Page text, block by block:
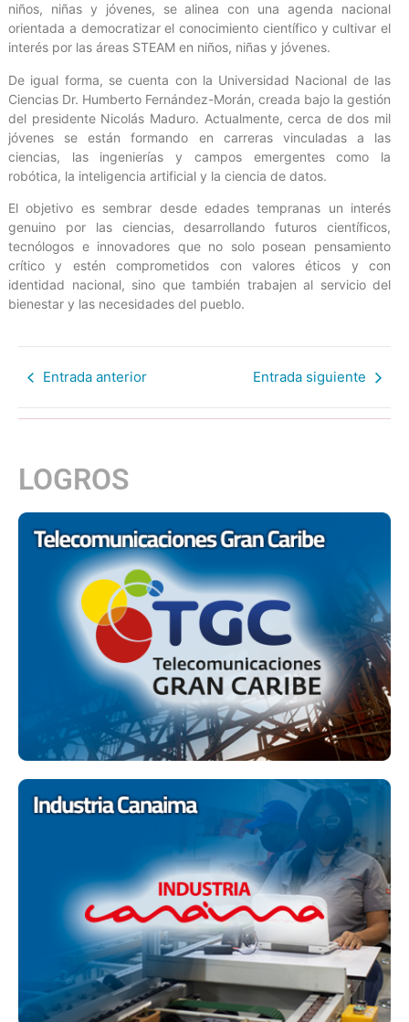
niños, niñas y jóvenes, se alinea con una agenda nacional
orientada a democratizar el conocimiento científico y cultivar el
interés por las áreas STEAM en niños, niñas y jóvenes.
De igual forma, se cuenta con la Universidad Nacional de las
Ciencias Dr. Humberto Fernández-Morán, creada bajo la gestión
del presidente Nicolás Maduro. Actualmente, cerca de dos mil
jóvenes se están formando en carreras vinculadas a las
ciencias, las ingenierías y campos emergentes como la
robótica, la inteligencia artificial y la ciencia de datos.
El objetivo es sembrar desde edades tempranas un interés
genuino por las ciencias, desarrollando futuros científicos,
tecnólogos e innovadores que no solo posean pensamiento
crítico y estén comprometidos con valores éticos y con
identidad nacional, sino que también trabajen al servicio del
bienestar y las necesidades del pueblo.
Entrada anterior Entrada siguiente
LOGROS